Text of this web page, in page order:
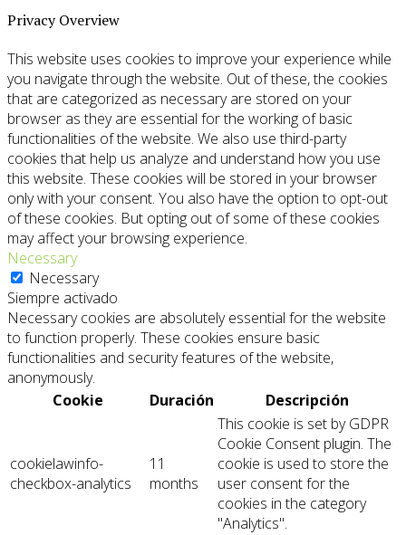
Privacy Overview
This website uses cookies to improve your experience while
you navigate through the website. Out of these, the cookies
that are categorized as necessary are stored on your
browser as they are essential for the working of basic
functionalities of the website. We also use third-party
cookies that help us analyze and understand how you use
this website. These cookies will be stored in your browser
only with your consent. You also have the option to opt-out
of these cookies. But opting out of some of these cookies
may affect your browsing experience.
Necessary
Necessary
Siempre activado
Necessary cookies are absolutely essential for the website
to function properly. These cookies ensure basic
functionalities and security features of the website,
anonymously.
Cookie
Duración Descripción
cookielawinfo-
checkbox-analytics
11
months
This cookie is set by GDPR
Cookie Consent plugin. The
cookie is used to store the
user consent for the
cookies in the category
"Analytics".